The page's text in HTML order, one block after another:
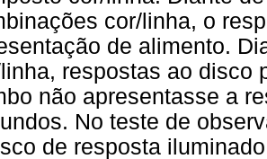
cor/linha, o
de alimento.
respostas ao disco
não apresentasse a
No teste de
de resposta